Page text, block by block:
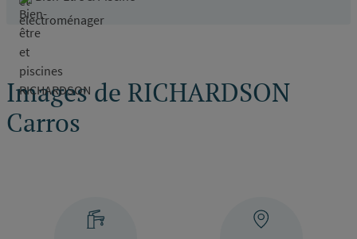
Images de RICHARDSON
Carros